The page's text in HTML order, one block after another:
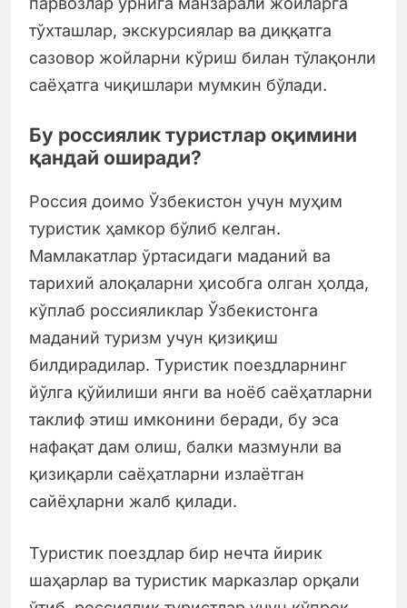
тўхташлар, экскурсиялар ва диққатга
сазовор жойларни кўриш билан тўлақонли
саёҳатга чиқишлари мумкин бўлади.
Бу россиялик туристлар оқимини
қандай оширади?
Россия доимо Ўзбекистон учун муҳим
туристик ҳамкор бўлиб келган.
Мамлакатлар ўртасидаги маданий ва
тарихий алоқаларни ҳисобга олган ҳолда,
кўплаб россияликлар Ўзбекистонга
маданий туризм учун қизиқиш
билдирадилар. Туристик поездларнинг
йўлга қўйилиши янги ва ноёб саёҳатларни
таклиф этиш имконини беради, бу эса
нафақат дам олиш, балки мазмунли ва
қизиқарли саёҳатларни излаётган
сайёҳларни жалб қилади.
Туристик поездлар бир нечта йирик
шаҳарлар ва туристик марказлар орқали